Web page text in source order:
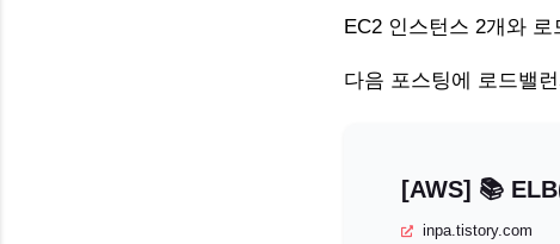
EC2 인스턴스 2개와
다음 포스팅에 로드밸
inpa.tistory.com